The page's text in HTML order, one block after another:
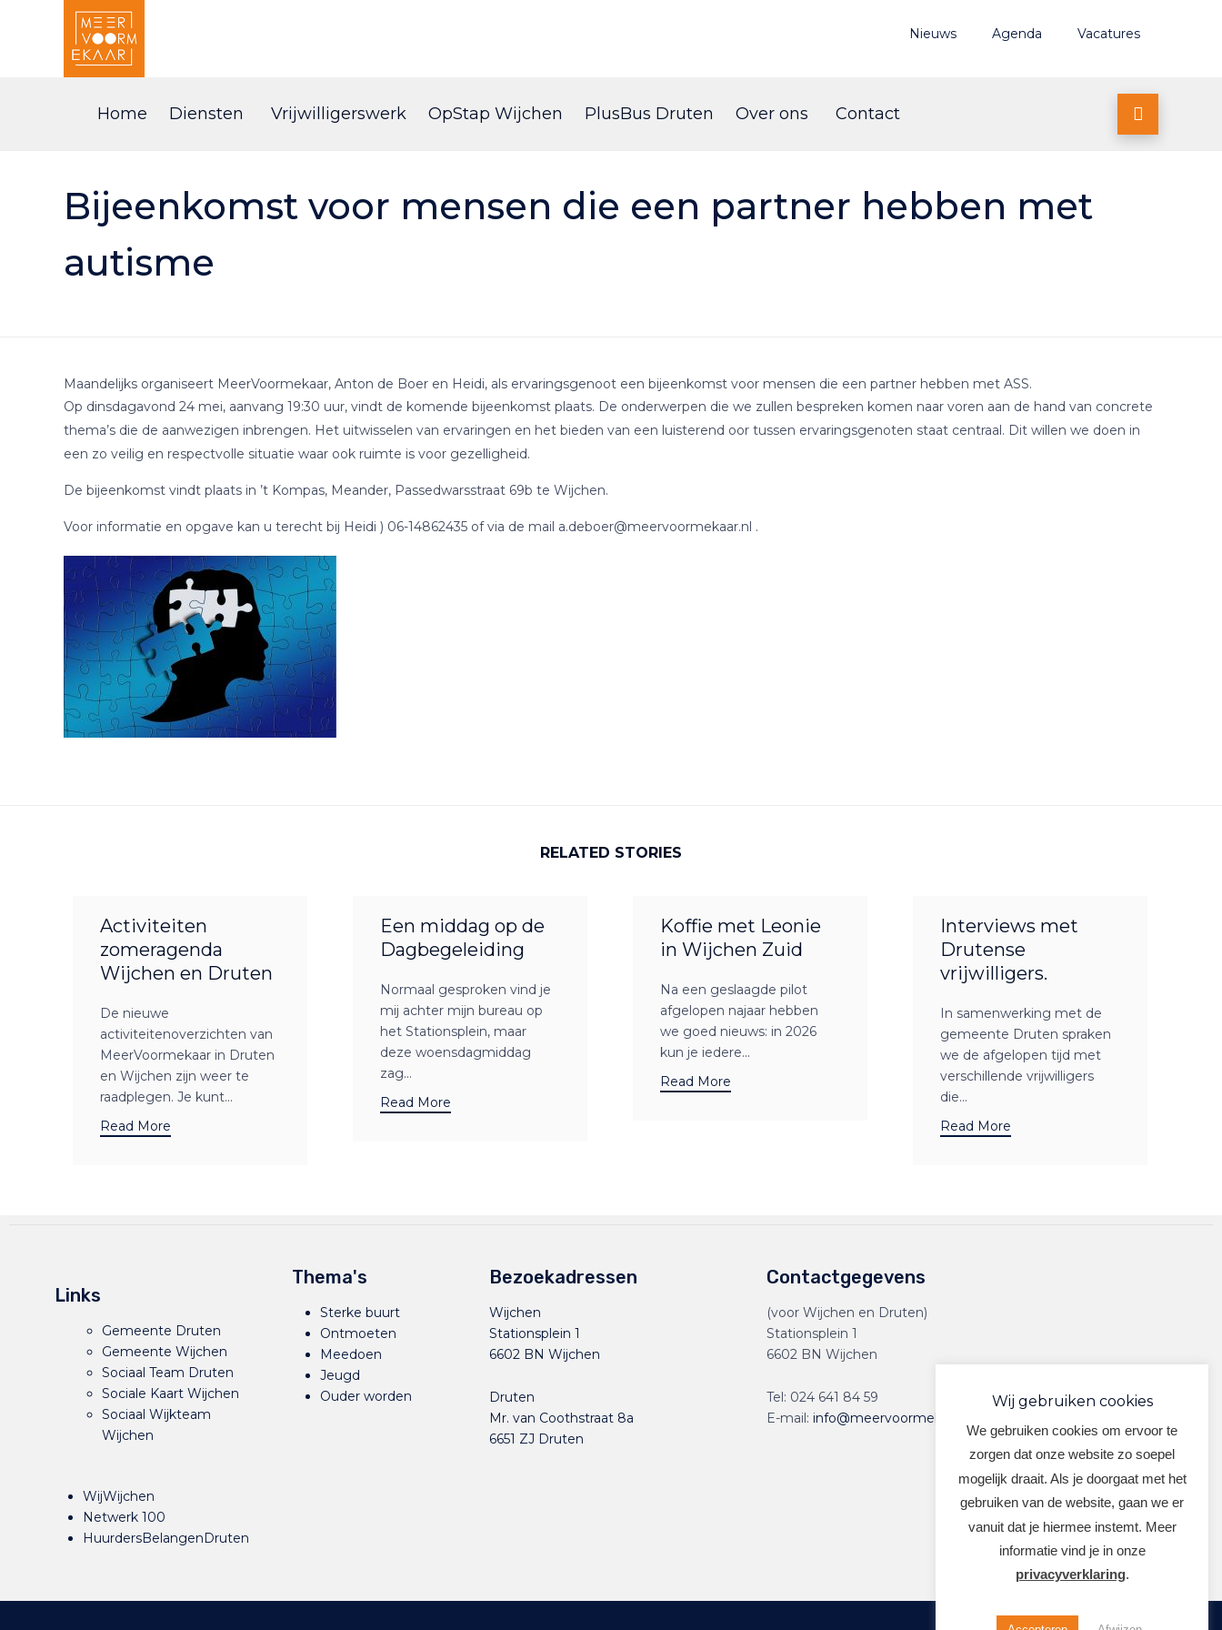
Nieuws Agenda Vacatures
to
Home Diensten Vrijwilligerswerk OpStap Wijchen PlusBus Druten Over ons Contact 
Bijeenkomst voor mensen die een partner hebben met
autisme
Maandelijks organiseert MeerVoormekaar, Anton de Boer en Heidi, als ervaringsgenoot een bijeenkomst voor mensen die een partner hebben met ASS.
Op dinsdagavond 24 mei, aanvang 19:30 uur, vindt de komende bijeenkomst plaats. De onderwerpen die we zullen bespreken komen naar voren aan de hand van concrete
thema’s die de aanwezigen inbrengen. Het uitwisselen van ervaringen en het bieden van een luisterend oor tussen ervaringsgenoten staat centraal. Dit willen we doen in
een zo veilig en respectvolle situatie waar ook ruimte is voor gezelligheid.
De bijeenkomst vindt plaats in ’t Kompas, Meander, Passedwarsstraat 69b te Wijchen.
Voor informatie en opgave kan u terecht bij Heidi ) 06-14862435 of via de mail a.deboer@meervoormekaar.nl .
RELATED STORIES
Activiteiten
zomeragenda
Wijchen en Druten
De nieuwe
activiteitenoverzichten van
MeerVoormekaar in Druten
en Wijchen zijn weer te
raadplegen. Je kunt...
Read More
Een middag op de
Dagbegeleiding
Normaal gesproken vind je
mij achter mijn bureau op
het Stationsplein, maar
deze woensdagmiddag
zag...
Read More
Koffie met Leonie
in Wijchen Zuid
Na een geslaagde pilot
afgelopen najaar hebben
we goed nieuws: in 2026
kun je iedere...
Read More
Interviews met
Drutense
vrijwilligers.
In samenwerking met de
gemeente Druten spraken
we de afgelopen tijd met
verschillende vrijwilligers
die...
Read More
Links
Gemeente Druten
Gemeente Wijchen
Sociaal Team Druten
Sociale Kaart Wijchen
Sociaal Wijkteam
Wijchen
WijWijchen
Netwerk 100
HuurdersBelangenDruten
Thema's
Sterke buurt
Ontmoeten
Meedoen
Jeugd
Ouder worden
Bezoekadressen
Wijchen
Stationsplein 1
6602 BN Wijchen
Druten
Mr. van Coothstraat 8a
6651 ZJ Druten
Contactgegevens
(voor Wijchen en Druten)
Stationsplein 1
6602 BN Wijchen
Tel: 024 641 84 59
E-mail: info@meervoormekaar.nl
Wij gebruiken cookies
We gebruiken cookies om ervoor te
zorgen dat onze website zo soepel
mogelijk draait. Als je doorgaat met het
gebruiken van de website, gaan we er
vanuit dat je hiermee instemt. Meer
informatie vind je in onze
privacyverklaring.